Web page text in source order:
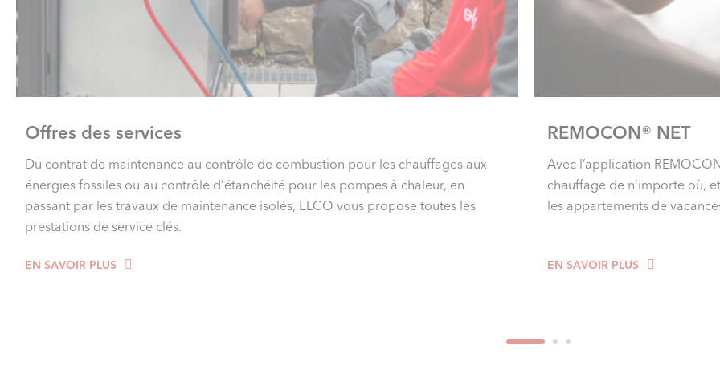
Offres des services
Du contrat de maintenance au contrôle de combustion pour les chauffages aux
énergies fossiles ou au contrôle d’étanchéité pour les pompes à chaleur, en
passant par les travaux de maintenance isolés, ELCO vous propose toutes les
prestations de service clés.
EN SAVOIR PLUS
REMOCON® NET
Avec l’application
chauffage de n’importe où,
les appartements de
EN SAVOIR PLUS